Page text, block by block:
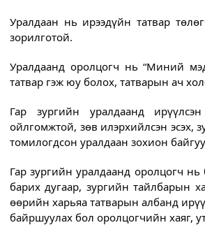
Уралдаан нь ирээдүйн татвар
зорилготой.
Уралдаанд оролцогч нь “Миний
татвар гэж юу болох, татварын ач
Гар зургийн уралдаанд
ойлгомжтой, зөв илэрхийлсэн эсэх,
томилогдсон уралдаан зохион
Гар зургийн уралдаанд оролцогч
барих дугаар, зургийн тайлбарын
өөрийн харьяа татварын албанд
байршуулах бол оролцогчийн хаяг,